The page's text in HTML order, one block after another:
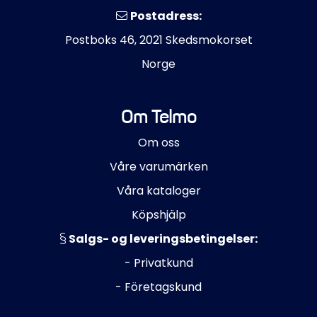
Postadress:
Postboks 46, 2021 Skedsmokorset
Norge
Om Telmo
Om oss
Våre varumärken
Våra kataloger
Köpshjälp
Salgs- og leveringsbetingelser:
- Privatkund
- Företagskund